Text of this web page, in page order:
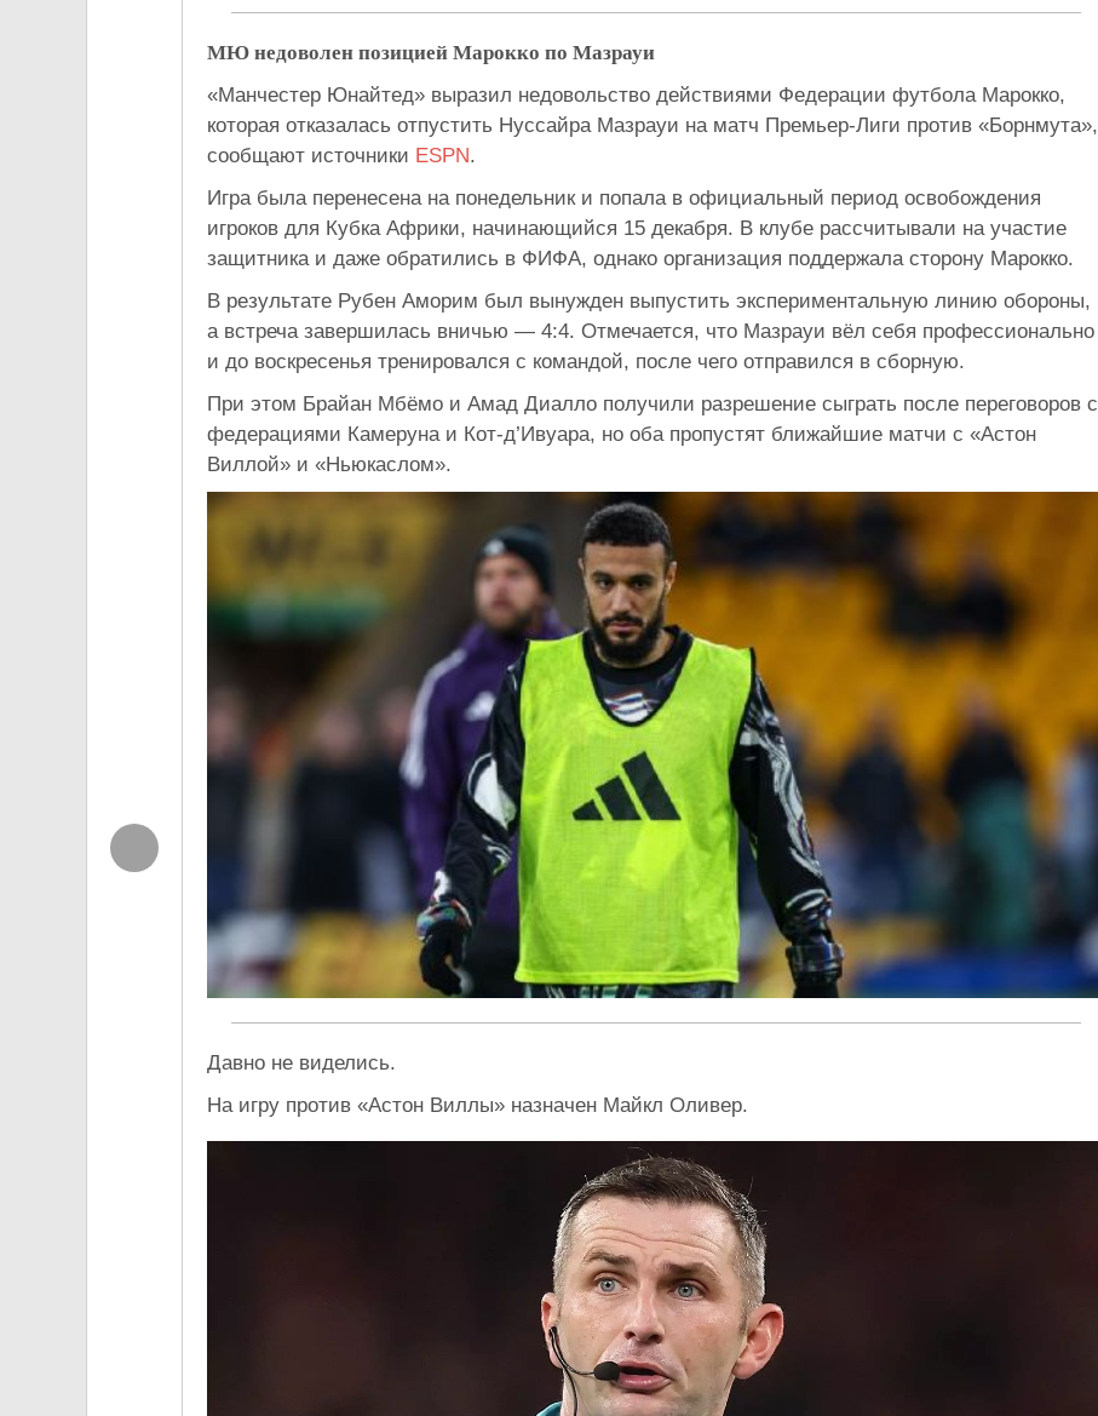
МЮ недоволен позицией Марокко по Мазрауи
«Манчестер Юнайтед» выразил недовольство действиями Федерации футбола Марокко,
которая отказалась отпустить Нуссайра Мазрауи на матч Премьер-Лиги против «Борнмута»,
сообщают источники ESPN.
Игра была перенесена на понедельник и попала в официальный период освобождения
игроков для Кубка Африки, начинающийся 15 декабря. В клубе рассчитывали на участие
защитника и даже обратились в ФИФА, однако организация поддержала сторону Марокко.
В результате Рубен Аморим был вынужден выпустить экспериментальную линию обороны,
а встреча завершилась вничью — 4:4. Отмечается, что Мазрауи вёл себя профессионально
и до воскресенья тренировался с командой, после чего отправился в сборную.
При этом Брайан Мбёмо и Амад Диалло получили разрешение сыграть после переговоров с
федерациями Камеруна и Кот-д’Ивуара, но оба пропустят ближайшие матчи с «Астон
Виллой» и «Ньюкаслом».
Давно не виделись.
На игру против «Астон Виллы» назначен Майкл Оливер.